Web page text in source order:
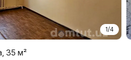
1/4
35 м²